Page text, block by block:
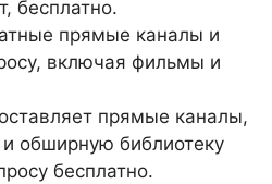
бесплатно.
прямые каналы и
включая фильмы и
прямые каналы,
и обширную библиотеку
бесплатно.